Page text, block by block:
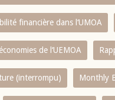
financière dans l‘UMOA
de l‘UEMOA
(interrompu) Monthly